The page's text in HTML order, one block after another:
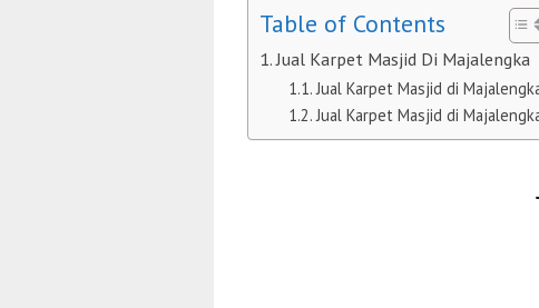
Table of Contents
Jual Karpet Masjid Di Majalengka
Jual Karpet Masjid di
Jual Karpet Masjid di